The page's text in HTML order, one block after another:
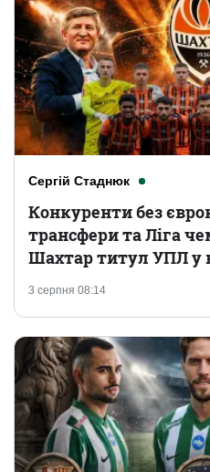
Сергій Стаднюк
3 серпня 08:14
Конкуренти без
трансфери та Ліга
Шахтар титул УПЛ у